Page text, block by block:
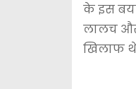
के इस
लालच और
खिलाफ